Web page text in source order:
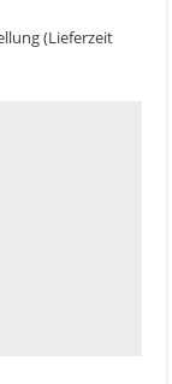
(Lieferzeit